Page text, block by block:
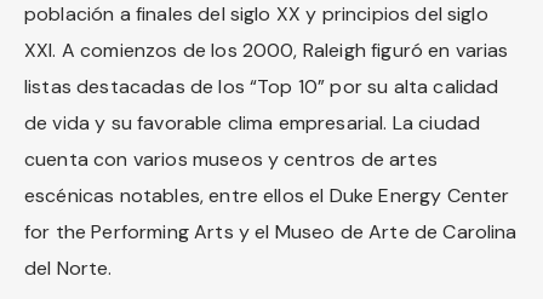
población a finales del siglo XX y principios del siglo
XXI. A comienzos de los 2000, Raleigh figuró en varias
listas destacadas de los “Top 10” por su alta calidad
de vida y su favorable clima empresarial. La ciudad
cuenta con varios museos y centros de artes
escénicas notables, entre ellos el Duke Energy Center
for the Performing Arts y el Museo de Arte de Carolina
del Norte.